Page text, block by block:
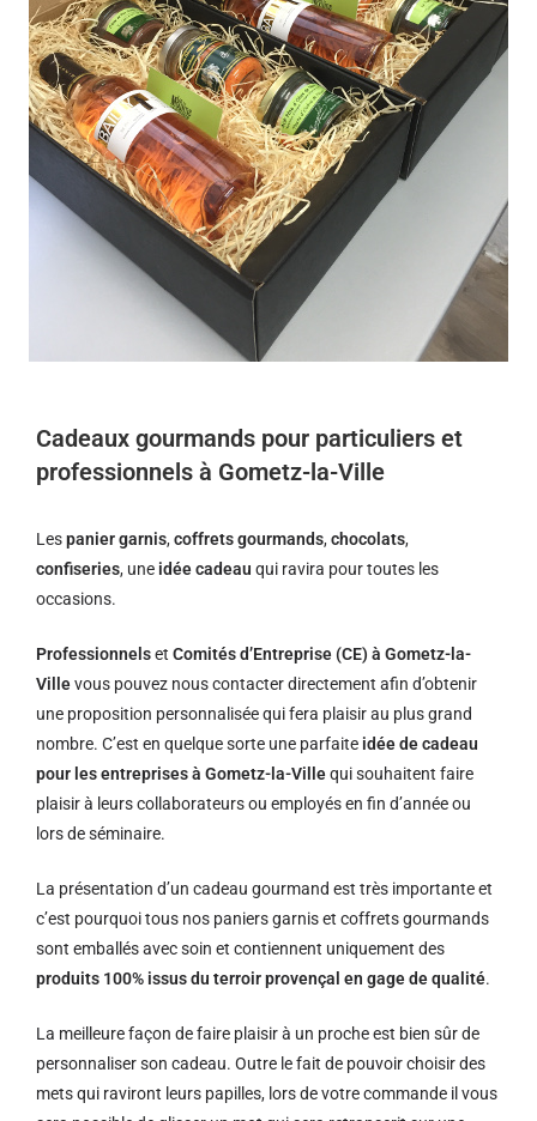
Cadeaux gourmands pour particuliers et
professionnels à Gometz-la-Ville
Lespanier garnis,coffrets gourmands,chocolats,
confiseries, une idée cadeau qui ravira pour toutes les
occasions.
Professionnelset Comités d’Entreprise (CE) à Gometz-la-
Villevous pouvez nous contacter directement afin d’obtenir
une proposition personnalisée qui fera plaisir au plus grand
nombre. C’est en quelque sorte une parfaite idée de cadeau
pour les entreprises à Gometz-la-Villequi souhaitent faire
plaisir à leurs collaborateurs ou employés en fin d’année ou
lors de séminaire.
La présentation d’un cadeau gourmand est très importante et
c’est pourquoi tous nos paniers garnis et coffrets gourmands
sont emballés avec soin et contiennent uniquement des
produits 100% issus du terroir provençal en gage de qualité.
La meilleure façon de faire plaisir à un proche est bien sûr de
personnaliser son cadeau. Outre le fait de pouvoir choisir des
mets qui raviront leurs papilles, lors de votre commande il vous